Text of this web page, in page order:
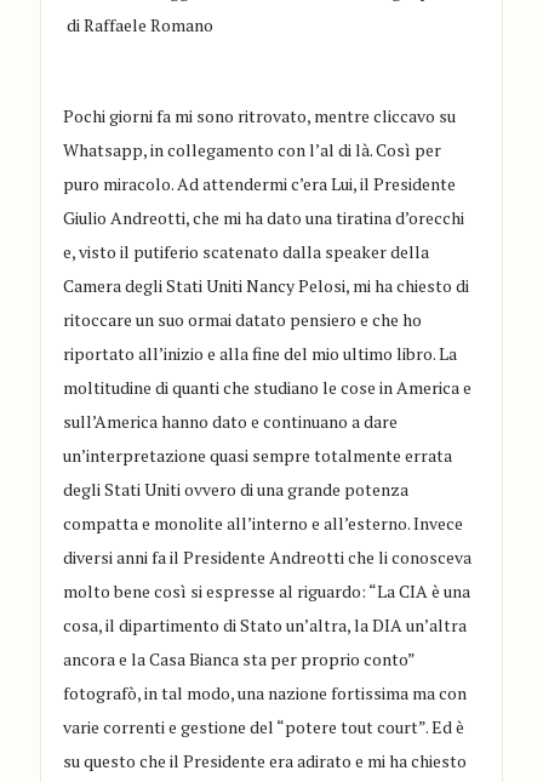
di Raffaele Romano
Pochi giorni fa mi sono ritrovato, mentre cliccavo su
Whatsapp, in collegamento con l’al di là. Così per
puro miracolo. Ad attendermi c’era Lui, il Presidente
Giulio Andreotti, che mi ha dato una tiratina d’orecchi
e, visto il putiferio scatenato dalla speaker della
Camera degli Stati UnitiNancy Pelosi, mi ha chiesto di
ritoccare un suo ormai datato pensiero e che ho
riportato all’inizio e alla fine del mio ultimo libro.La
moltitudine di quanti che studiano le cose in America e
sull’America hanno dato e continuano a dare
un’interpretazione quasi sempre totalmente errata
degli Stati Unitiovvero di una grande potenza
compatta e monolite all’interno e all’esterno. Invece
diversi anni fa il Presidente Andreottiche li conosceva
molto benecosì si espresse al riguardo: “La CIA è una
cosa, il dipartimento di Stato un’altra, la DIA un’altra
ancora e la Casa Bianca sta per proprio conto”
fotografò, in tal modo, una nazione fortissima ma con
varie correnti e gestione del “potere tout court”. Ed è
su questo che ilPresidente era adirato e mi ha chiesto